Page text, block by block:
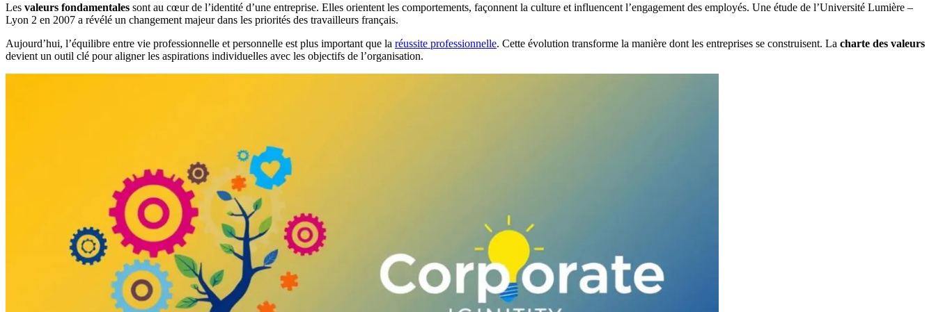
Les valeurs fondamentales sont au cœur de l’identité d’une entreprise. Elles orientent les comportements, façonnent la culture et influencent l’engagement des employés. Une étude de l’Université Lumière –
Lyon 2 en 2007 a révélé un changement majeur dans les priorités des travailleurs français.
Aujourd’hui, l’équilibre entre vie professionnelle et personnelle est plus important que la réussite professionnelle. Cette évolution transforme la manière dont les entreprises se construisent. La charte des valeurs
devient un outil clé pour aligner les aspirations individuelles avec les objectifs de l’organisation.